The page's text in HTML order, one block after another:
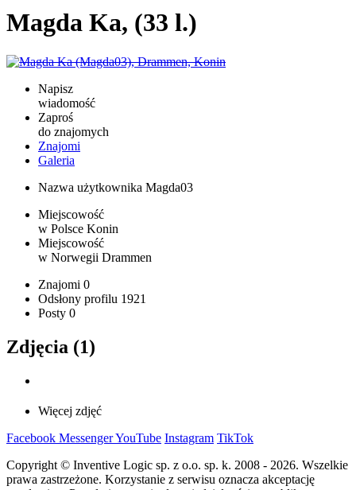
Magda Ka, (33 l.)
Napisz
wiadomość
Zaproś
do znajomych
Znajomi
Galeria
Nazwa użytkownika Magda03
Miejscowość
w Polsce Konin
Miejscowość
w Norwegii Drammen
Znajomi 0
Odsłony profilu 1921
Posty 0
Zdjęcia (1)
Więcej zdjęć
Facebook MessengerYouTube Instagram TikTok
Copyright © Inventive Logic sp. z o.o. sp. k. 2008 - 2026. Wszelkie
prawa zastrzeżone. Korzystanie z serwisu oznacza akceptację